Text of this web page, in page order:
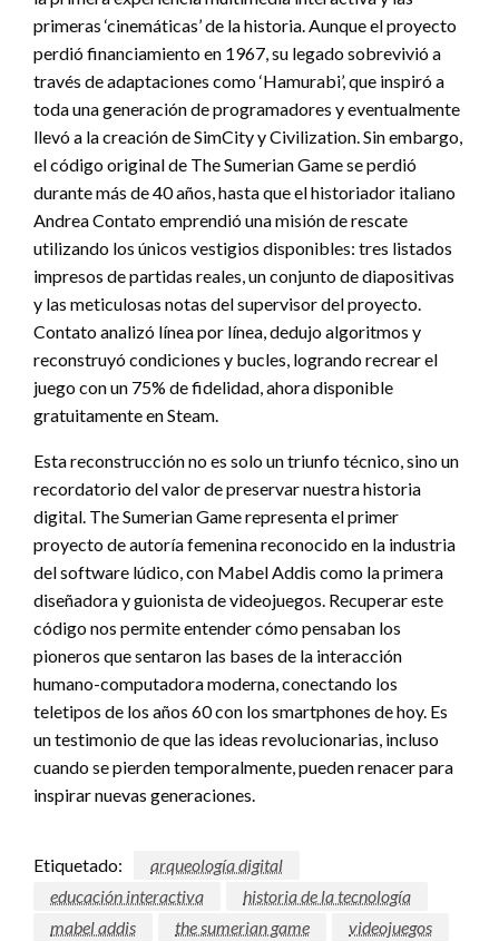
primeras ‘cinemáticas’ de la historia. Aunque el proyecto
perdió financiamiento en 1967, su legado sobrevivió a
través de adaptaciones como ‘Hamurabi’, que inspiró a
toda una generación de programadores y eventualmente
llevó a la creación de SimCity y Civilization. Sin embargo,
el código original de The Sumerian Game se perdió
durante más de 40 años, hasta que el historiador italiano
Andrea Contato emprendió una misión de rescate
utilizando los únicos vestigios disponibles: tres listados
impresos de partidas reales, un conjunto de diapositivas
y las meticulosas notas del supervisor del proyecto.
Contato analizó línea por línea, dedujo algoritmos y
reconstruyó condiciones y bucles, logrando recrear el
juego con un 75% de fidelidad, ahora disponible
gratuitamente en Steam.
Esta reconstrucción no es solo un triunfo técnico, sino un
recordatorio del valor de preservar nuestra historia
digital. The Sumerian Game representa el primer
proyecto de autoría femenina reconocido en la industria
del software lúdico, con Mabel Addis como la primera
diseñadora y guionista de videojuegos. Recuperar este
código nos permite entender cómo pensaban los
pioneros que sentaron las bases de la interacción
humano-computadora moderna, conectando los
teletipos de los años 60 con los smartphones de hoy. Es
un testimonio de que las ideas revolucionarias, incluso
cuando se pierden temporalmente, pueden renacer para
inspirar nuevas generaciones.
Etiquetado:
arqueología digital
educación interactiva
historia de la tecnología
mabel addis
the sumerian game videojuegos